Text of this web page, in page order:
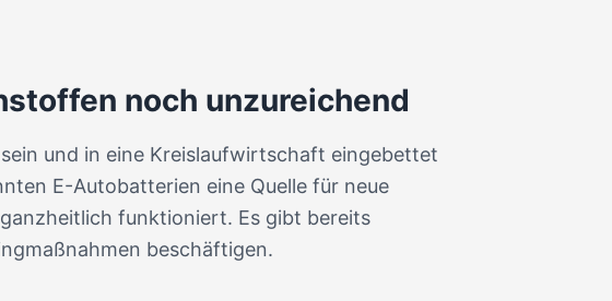
noch unzureichend
und in eine Kreislaufwirtschaft eingebettet
E-Autobatterien eine Quelle für neue
funktioniert. Es gibt bereits
beschäftigen.